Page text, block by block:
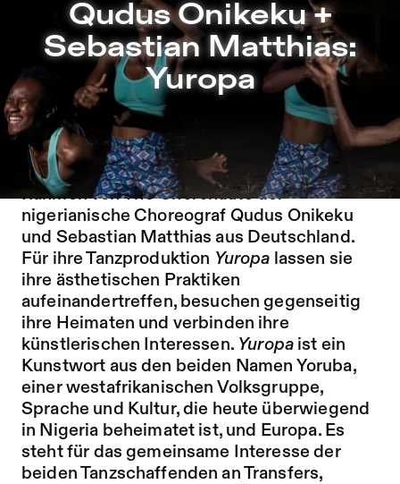
Zu Programm springen
Zu Aktuelles springen
Zu Seiten springen
Qudus Onikeku + Sebastian Matthias: Yuropa –
Qudus Onikeku +
Sebastian Matthias:
Yuropa
In Lagos, einer der größten und lebhaftesten
Metropolregionen der Welt, treffen sich im
Rahmen vonThe Choronautsder
nigerianische Choreograf Qudus Onikeku
und Sebastian Matthias aus Deutschland.
Für ihre Tanzproduktion Yuropa lassen sie
ihre ästhetischen Praktiken
aufeinandertreffen, besuchen gegenseitig
ihre Heimaten und verbinden ihre
künstlerischen Interessen. Yuropaist ein
Kunstwort aus den beiden Namen Yoruba,
einer westafrikanischen Volksgruppe,
Sprache und Kultur, die heute überwiegend
in Nigeria beheimatet ist, und Europa. Es
steht für das gemeinsame Interesse der
beiden Tanzschaffenden an Transfers,